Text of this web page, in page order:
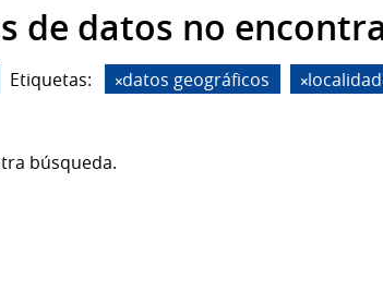
de datos no
Etiquetas: datos geográficos
búsqueda.